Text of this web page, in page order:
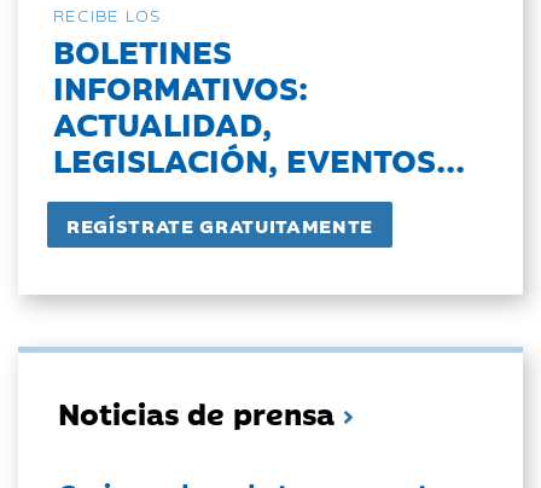
RECIBE LOS
BOLETINES
INFORMATIVOS:
ACTUALIDAD,
LEGISLACIÓN, EVENTOS...
Noticias de prensa